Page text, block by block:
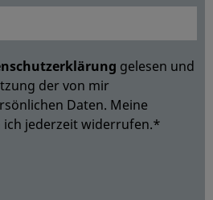
gelesen und
der von mir
Daten. Meine
ich jederzeit widerrufen.*